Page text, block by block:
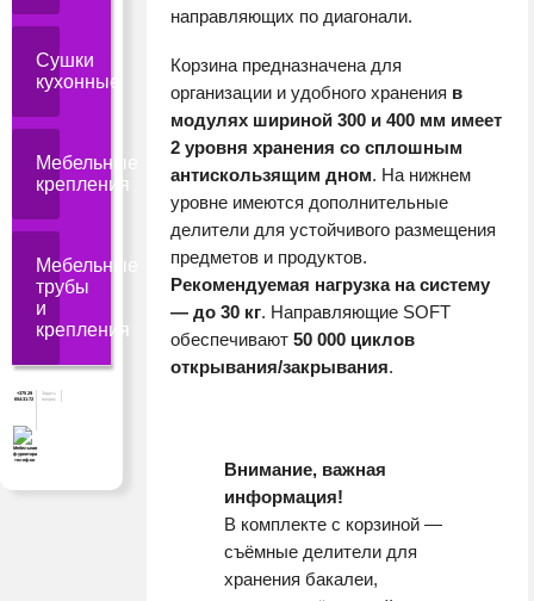
Сушки
кухонные
Мебельные
крепления
Мебельные
трубы
и
крепления
+375 29
654-31-72
Задать
вопрос
направляющих по диагонали.
Корзина предназначена для
организации и удобного хранения в
модулях шириной 300 и 400 мм имеет
2 уровня хранения со сплошным
антискользящим дном. На нижнем
уровне имеются дополнительные
делители для устойчивого размещения
предметов и продуктов.
Рекомендуемая нагрузка на систему
— до 30 кг. Направляющие SOFT
обеспечивают50 000 циклов
открывания/закрывания.
Внимание, важная
информация!
В комплекте с корзиной —
съёмные делители для
хранения бакалеи,